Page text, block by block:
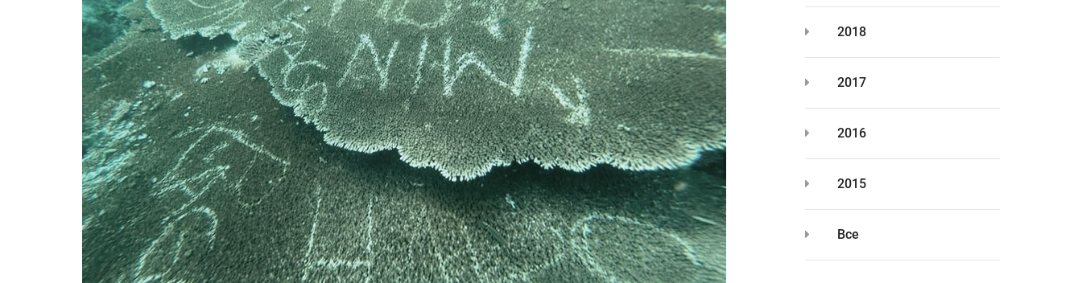
2018
2017
2016
2015
Все